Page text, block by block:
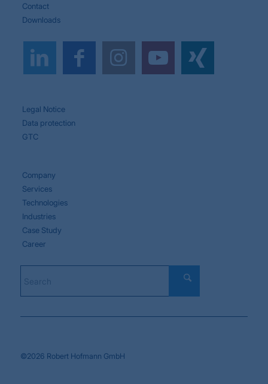
Contact
Downloads
Legal Notice
Data protection
GTC
Company
Services
Technologies
Industries
Case Study
Career
©2026 Robert Hofmann GmbH